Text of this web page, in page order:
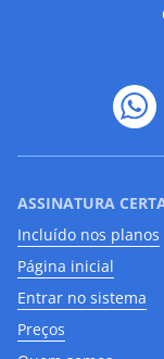
ASSINATURA
Incluído nos planos
Página inicial
Entrar no sistema
Preços